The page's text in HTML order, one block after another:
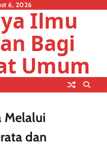
6, 2026
Ilmu
Bagi
Umum
Melalui
dan